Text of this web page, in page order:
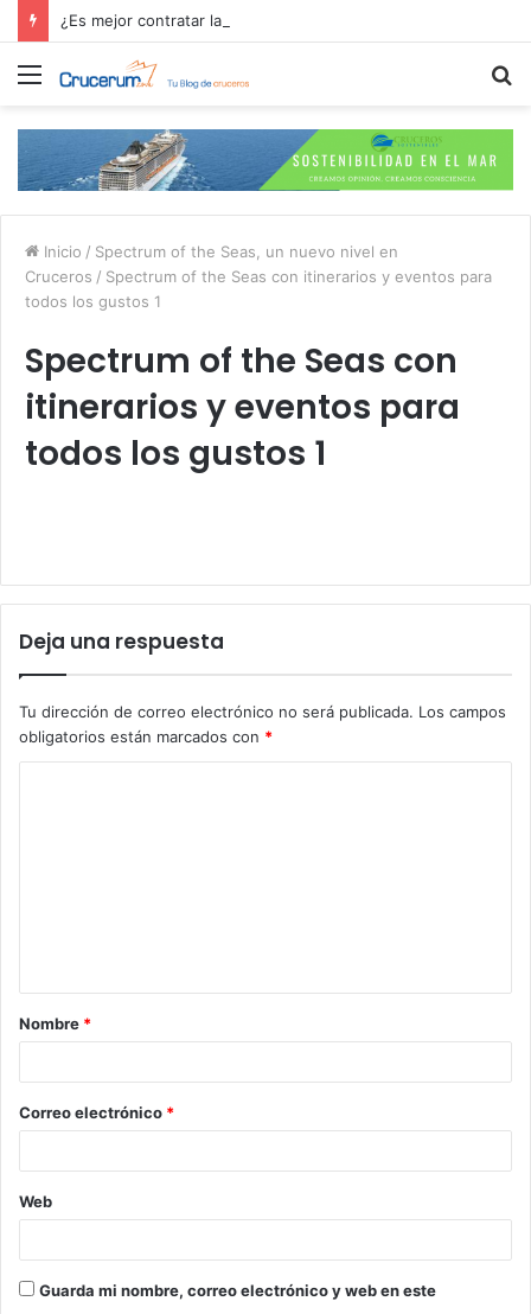
Menú
Inicio / Spectrum of the Seas, un nuevo nivel en
Cruceros / Spectrum of the Seas con itinerarios y eventos para
todos los gustos 1
Spectrum of the Seas con
itinerarios y eventos para
todos los gustos 1
Deja una respuesta
Tu dirección de correo electrónico no será publicada. Los campos
obligatorios están marcados con *
a
r
*
Nombre *
Correo electrónico *
Web
Guarda mi nombre, correo electrónico y web en este